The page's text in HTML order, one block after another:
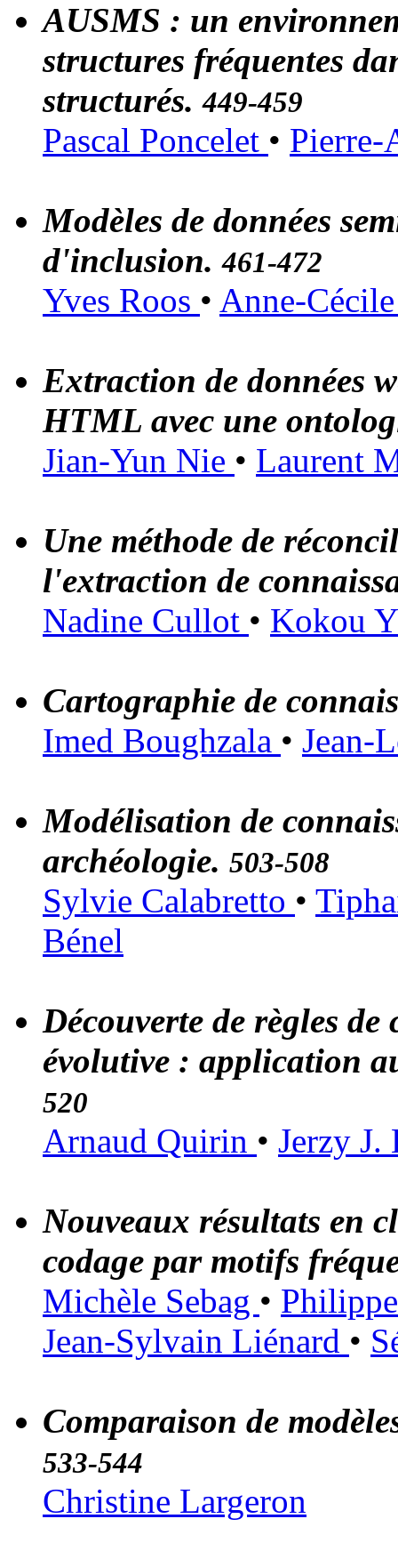
AUSMS : un
structures fréquentes
structurés.449-459
Pascal Poncelet • Pierre-
Modèles de données
d'inclusion.461-472
Yves Roos • Anne-
Extraction de données
HTML avec une
Jian-Yun Nie • Laurent
Une méthode de
l'extraction de
Nadine Cullot • Kokou
Cartographie de
Imed Boughzala • Jean-
Modélisation de
archéologie. 503-508
Sylvie Calabretto •
Bénel
Découverte de règles
évolutive : application
520
Arnaud Quirin • Jerzy J.
Nouveaux résultats en
codage par motifs
Michèle Sebag •
Jean-Sylvain Liénard •
Comparaison de
533-544
Christine Largeron